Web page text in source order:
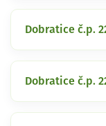
Dobratice č.p.
Dobratice č.p.